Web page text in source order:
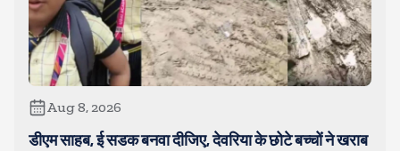
Aug 8, 2026
डीएम साहब, ई सडक बनवा दीजिए, देवरिया के छोटे बच्चों ने खराब